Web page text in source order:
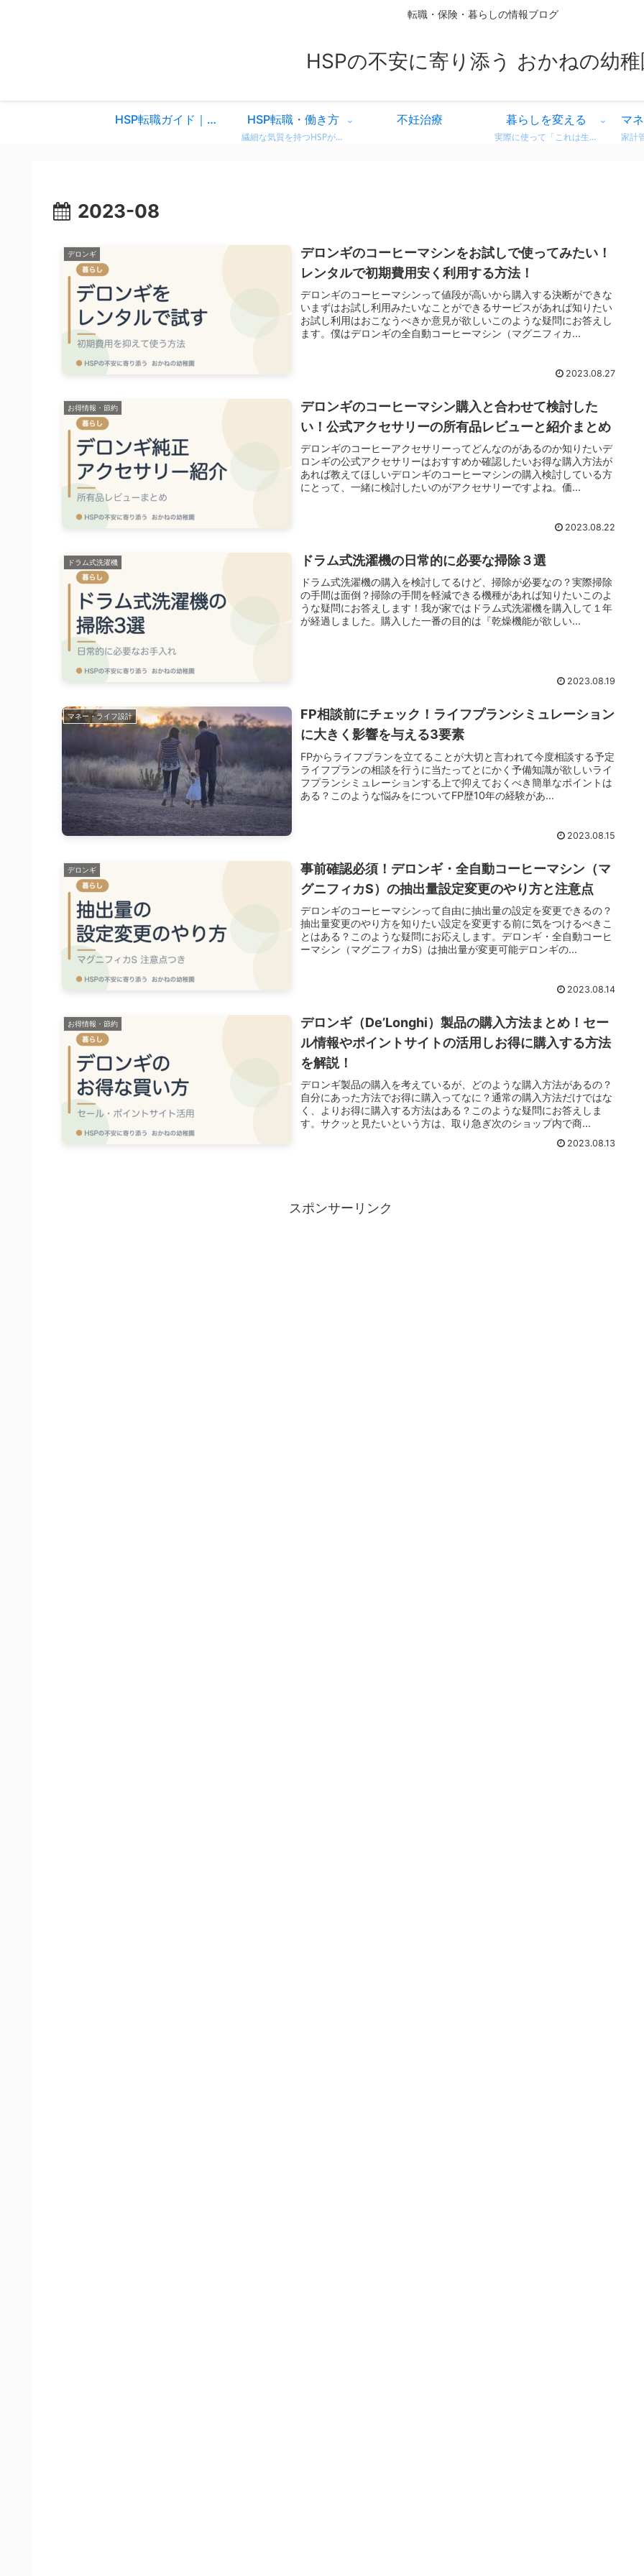
転職・保険・暮らしの情報ブログ
HSPの不安に寄り添う おかねの幼
HSP転職ガイド｜仕事を変えるべきか迷ったときに読む、共感と気づきのスタートページ HSP転職・働き方
繊細な気質を持つHSPが、自分に合った働き方を見つけるための情報をまとめています。 営業職での転職体験談や、向いている仕事・避けたい職場の特徴など、リアルな視点からお届け。 「もう我慢しない」働き方を一緒に考えてみませんか？
不妊治療 暮らしを変える
実際に使って「これは生活が変わった！」と感じた商品・サービスのレビューをまとめています。 デロンギのコーヒーマシンやドラム式洗濯機など、日常がちょっと豊かになるリアルな使用感をお届け。 迷っている方の参考になればうれしいです。
マ
2023-08
デロンギ
デロンギのコーヒーマシンをお試しで使ってみたい！
レンタルで初期費用安く利用する方法！
デロンギのコーヒーマシンって値段が高いから購入する決断ができな
いまずはお試し利用みたいなことができるサービスがあれば知りたい
お試し利用はおこなうべきか意見が欲しいこのような疑問にお答えし
ます。僕はデロンギの全自動コーヒーマシン（マグニフィカ...
2023.08.27
お得情報・節約
デロンギのコーヒーマシン購入と合わせて検討した
い！公式アクセサリーの所有品レビューと紹介まとめ
デロンギのコーヒーアクセサリーってどんなのがあるのか知りたいデ
ロンギの公式アクセサリーはおすすめか確認したいお得な購入方法が
あれば教えてほしいデロンギのコーヒーマシンの購入検討している方
にとって、一緒に検討したいのがアクセサリーですよね。価...
2023.08.22
ドラム式洗濯機 ドラム式洗濯機の日常的に必要な掃除３選
ドラム式洗濯機の購入を検討してるけど、掃除が必要なの？実際掃除
の手間は面倒？掃除の手間を軽減できる機種があれば知りたいこのよ
うな疑問にお答えします！我が家ではドラム式洗濯機を購入して１年
が経過しました。購入した一番の目的は『乾燥機能が欲しい...
2023.08.19
マネー・ライフ設計
FP相談前にチェック！ライフプランシミュレーション
に大きく影響を与える3要素
FPからライフプランを立てることが大切と言われて今度相談する予定
ライフプランの相談を行うに当たってとにかく予備知識が欲しいライ
フプランシミュレーションする上で抑えておくべき簡単なポイントは
ある？このような悩みをについてFP歴10年の経験があ...
2023.08.15
デロンギ
事前確認必須！デロンギ・全自動コーヒーマシン（マ
グニフィカS）の抽出量設定変更のやり方と注意点
デロンギのコーヒーマシンって自由に抽出量の設定を変更できるの？
抽出量変更のやり方を知りたい設定を変更する前に気をつけるべきこ
とはある？このような疑問にお応えします。デロンギ・全自動コーヒ
ーマシン（マグニフィカS）は抽出量が変更可能デロンギの...
2023.08.14
お得情報・節約
デロンギ（De’Longhi）製品の購入方法まとめ！セー
ル情報やポイントサイトの活用しお得に購入する方法
を解説！
デロンギ製品の購入を考えているが、どのような購入方法があるの？
自分にあった方法でお得に購入ってなに？通常の購入方法だけではな
く、よりお得に購入する方法はある？このような疑問にお答えしま
す。サクッと見たいという方は、取り急ぎ次のショップ内で商...
2023.08.13
スポンサーリンク